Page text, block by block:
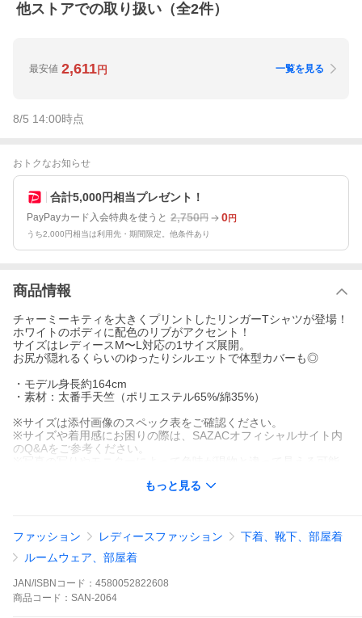
他ストアでの取り扱い（全2件）
最安値 2,611円 一覧を見る
8/5 14:00時点
おトクなお知らせ
合計5,000円相当プレゼント！
PayPayカード入会特典を使うと 2,750円 0円
うち2,000円相当は利用先・期間限定。他条件あり
商品情報
チャーミーキティを大きくプリントしたリンガーTシャツが登場！
ホワイトのボディに配色のリブがアクセント！
サイズはレディースM〜L対応の1サイズ展開。
お尻が隠れるくらいのゆったりシルエットで体型カバーも◎
・モデル身長約164cm
・素材：太番手天竺（ポリエステル65%/綿35%）
※サイズは添付画像のスペック表をご確認ください。
※サイズや着用感にお困りの際は、SAZACオフィシャルサイト内
のQ&Aをご参考ください。
※イメージ違いによるご返品は受け付けておりません。あらかじ
SAZAC サザック サンリオ ハローキティ マイメロディ クロミ ポ
ムポムプリン チャーミーキティ あひるのペックル キャラクター
かわいい ルームウェア パジャマ Tシャツ 半袖
もっと見る
ファッション レディースファッション
下着、靴下、部屋着
ルームウェア、部屋着
JAN/ISBNコード： 4580052822608
商品 コード： SAN-2064